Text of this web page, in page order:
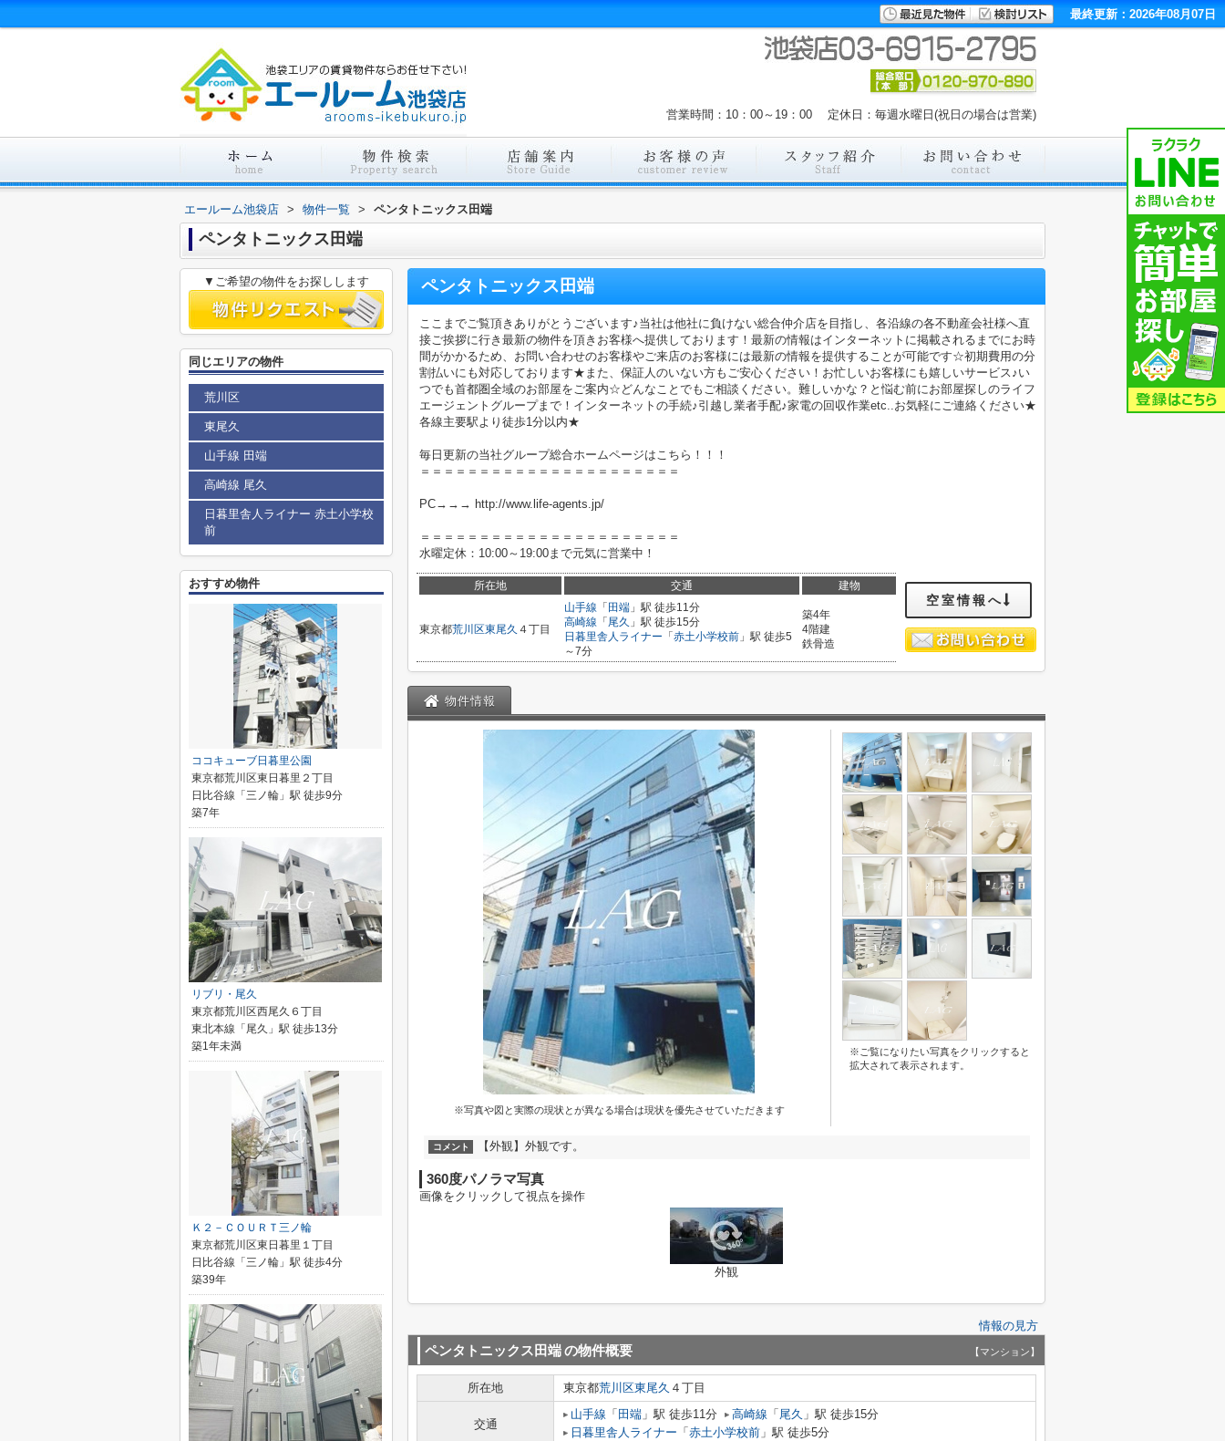
最終更新：2026年08月07日
営業時間：10：00～19：00 定休日：毎週水曜日(祝日の場合は営業)
エールーム池袋店 > 物件一覧 > ペンタトニックス田端
ペンタトニックス田端
ペンタトニックス田端
ここまでご覧頂きありがとうございます♪当社は他社に負けない総合仲介店を目指し、各沿線の各不動産会社様へ直
接ご挨拶に行き最新の物件を頂きお客様へ提供しております！最新の情報はインターネットに掲載されるまでにお時
間がかかるため、お問い合わせのお客様やご来店のお客様には最新の情報を提供することが可能です☆初期費用の分
割払いにも対応しております★また、保証人のいない方もご安心ください！お忙しいお客様にも嬉しいサービス♪い
つでも首都圏全域のお部屋をご案内☆どんなことでもご相談ください。難しいかな？と悩む前にお部屋探しのライフ
エージェントグループまで！インターネットの手続♪引越し業者手配♪家電の回収作業etc..お気軽にご連絡ください★
各線主要駅より徒歩1分以内★
毎日更新の当社グループ総合ホームページはこちら！！！
＝＝＝＝＝＝＝＝＝＝＝＝＝＝＝＝＝＝＝＝＝＝
PC→→→ http://www.life-agents.jp/
＝＝＝＝＝＝＝＝＝＝＝＝＝＝＝＝＝＝＝＝＝＝
水曜定休：10:00～19:00まで元気に営業中！
所在地 交通 建物
東京都荒川区東尾久 ４丁目
山手線 「 田端 」駅 徒歩11分
高崎線 「 尾久 」駅 徒歩15分
日暮里舎人ライナー 「 赤土小学校前 」駅 徒歩5
～7分
築4年
4階建
鉄骨造
空室情報へ
物件情報
※写真や図と実際の現状とが異なる場合は現状を優先させていただきます
※ご覧になりたい写真をクリックすると
拡大されて表示されます。
コメント 【外観】外観です。
360度パノラマ写真
画像をクリックして視点を操作
外観
情報の見方
ペンタトニックス田端の物件概要 【マンション】
所在地 東京都荒川区東尾久 ４丁目
交通
山手線 「 田端 」駅 徒歩11分 高崎線 「 尾久 」駅 徒歩15分
日暮里舎人ライナー 「 赤土小学校前 」駅 徒歩5分
▼ご希望の物件をお探しします
同じエリアの物件
荒川区
東尾久
山手線 田端
高崎線 尾久
日暮里舎人ライナー 赤土小学校
前
おすすめ物件
ココキューブ日暮里公園
東京都荒川区東日暮里２丁目
日比谷線「三ノ輪」駅 徒歩9分
築7年
リブリ・尾久
東京都荒川区西尾久６丁目
東北本線「尾久」駅 徒歩13分
築1年未満
Ｋ２－ＣＯＵＲＴ三ノ輪
東京都荒川区東日暮里１丁目
日比谷線「三ノ輪」駅 徒歩4分
築39年